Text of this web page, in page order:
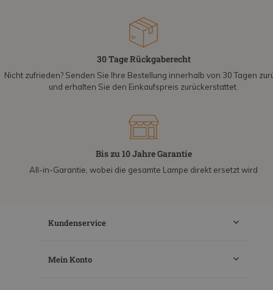
30 Tage Rückgaberecht
Nicht zufrieden? Senden Sie Ihre Bestellung innerhalb von 30 Tagen
und erhalten Sie den Einkaufspreis zurückerstattet.
Bis zu 10 Jahre Garantie
All-in-Garantie, wobei die gesamte Lampe direkt ersetzt wird
Kundenservice
Mein Konto